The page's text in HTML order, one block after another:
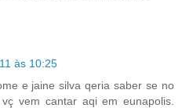
às 10:25
e jaine silva qeria saber se no
vem cantar aqi em eunapolis.